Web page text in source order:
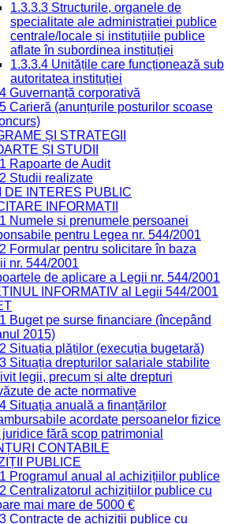
1.3.3.3 Structurile, organele de
specialitate ale administrației publice
centrale/locale și instituțiile publice
aflate în subordinea instituției
1.3.3.4 Unitățile care funcționează sub
autoritatea instituției
Guvernanță corporativă
Carieră (anunțurile posturilor scoase
ȘI STRATEGII
ȘI STUDII
Rapoarte de Audit
Studii realizate
DE INTERES PUBLIC
INFORMAȚII
Numele și prenumele persoanei
pentru Legea nr. 544/2001
Formular pentru solicitare în baza
nr. 544/2001
de aplicare a Legii nr. 544/2001
INFORMATIV al Legii 544/2001
Buget pe surse financiare (începând
2015)
Situația plăților (execuția bugetară)
Situația drepturilor salariale stabilite
legii, precum și alte drepturi
de acte normative
Situația anuală a finanțărilor
acordate persoanelor fizice
fără scop patrimonial
CONTABILE
PUBLICE
Programul anual al achizițiilor publice
Centralizatorul achizițiilor publice cu
mai mare de 5000 €
Contracte de achiziții publice cu